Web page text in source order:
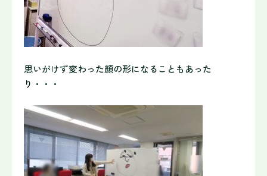
思いがけず変わった顔の形になることもあった
り・・・